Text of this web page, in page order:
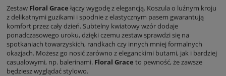
Zestaw Floral Grace łączy wygodę z elegancją. Koszula o luźnym kroju
z delikatnymi guzikami i spodnie z elastycznym pasem gwarantują
komfort przez cały dzień. Subtelny kwiatowy wzór dodaje
ponadczasowego uroku, dzięki czemu zestaw sprawdzi się na
spotkaniach towarzyskich, randkach czy innych mniej formalnych
okazjach. Możesz go nosić zarówno z eleganckimi butami, jak i bardziej
casualowymi, np. balerinami. Floral Grace to pewność, że zawsze
będziesz wyglądać stylowo.